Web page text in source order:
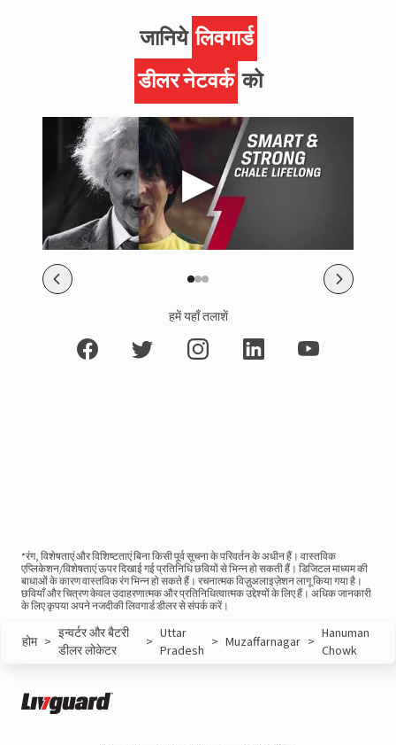
जानियेलिवगार्ड
डीलर नेटवर्क को
हमें यहाँ तलाशें
*रंग, विशेषताएं और विशिष्टताएं बिना किसी पूर्व सूचना के परिवर्तन के अधीन हैं। वास्तविक
एप्लिकेशन/विशेषताएं ऊपर दिखाई गई प्रतिनिधि छवियों से भिन्न हो सकती हैं। डिजिटल माध्यम की
बाधाओं के कारण वास्तविक रंग भिन्न हो सकते हैं। रचनात्मक विज़ुअलाइज़ेशन लागू किया गया है।
छवियाँ और चित्रण केवल उदाहरणात्मक और प्रतिनिधित्वात्मक उद्देश्यों के लिए हैं। अधिक जानकारी
के लिए कृपया अपने नजदीकी लिवगार्ड डीलर से संपर्क करें।
होम > इन्वर्टर और बैटरी
डीलर लोकेटर
> Uttar
Pradesh > Muzaffarnagar > Hanuman
Chowk